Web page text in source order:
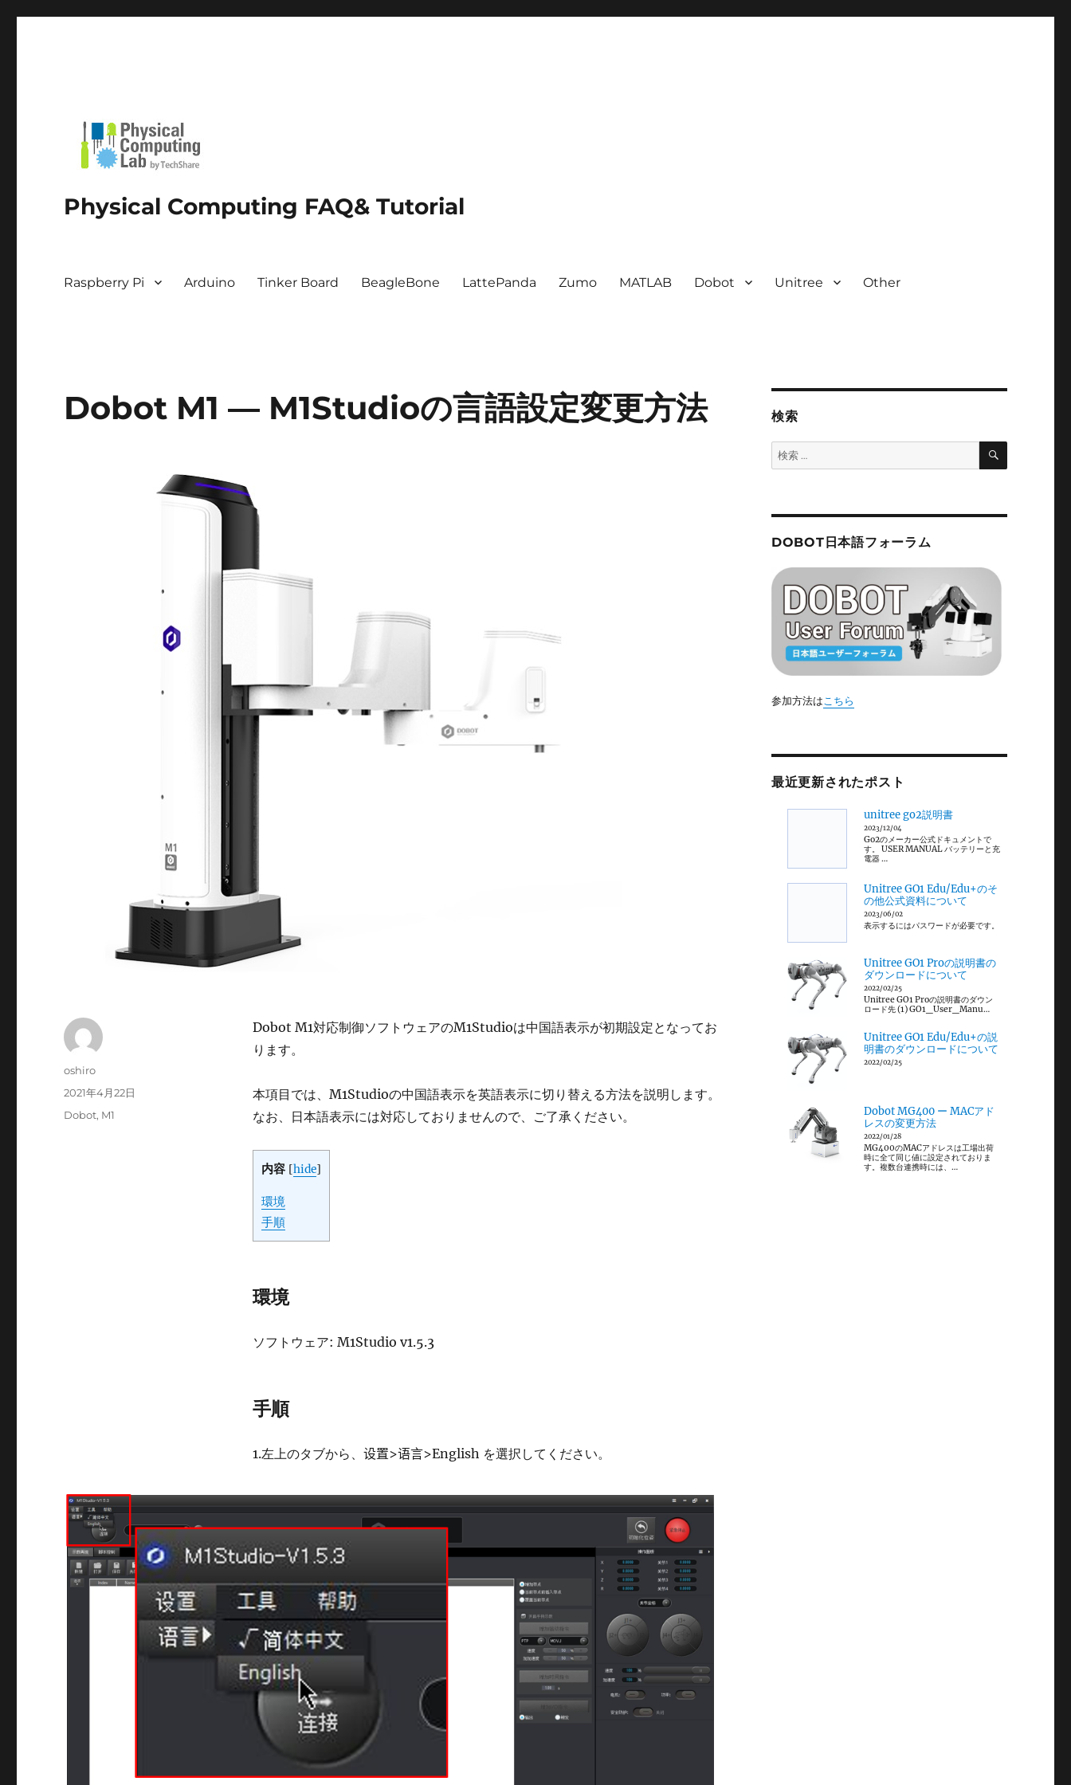
Physical Computing FAQ& Tutorial
Raspberry Pi Arduino Tinker Board BeagleBone LattePanda Zumo MATLAB Dobot Unitree Other
Dobot M1 ― M1Studioの言語設定変更方法
Dobot M1対応制御ソフトウェアのM1Studioは中国語表示が初期設定となってお
ります。
本項目では、M1Studioの中国語表示を英語表示に切り替える方法を説明します。
なお、日本語表示には対応しておりませんので、ご了承ください。
内容 [hide]
環境
手順
環境
ソフトウェア: M1Studio v1.5.3
手順
1.左上のタブから、 设置>语言>English を選択してください。
投
oshiro
投
2021年4月22日
カ
Dobot, M1
検索
検
索:
検
DOBOT日本語フォーラム
参加方法はこちら
最近更新されたポスト
unitree go2説明書
2023/12/04
Go2のメーカー公式ドキュメントで
す。 USER MANUAL バッテリーと充
電器 …
Unitree GO1 Edu/Edu+のそ
の他公式資料について
2023/06/02
表示するにはパスワードが必要です。
Unitree GO1 Proの説明書の
ダウンロードについて
2022/02/25
Unitree GO1 Proの説明書のダウン
ロード先 (1) GO1_User_Manu…
Unitree GO1 Edu/Edu+の説
明書のダウンロードについて
2022/02/25
Dobot MG400 ー MACアド
レスの変更方法
2022/01/28
MG400のMACアドレスは工場出荷
時に全て同じ値に設定されておりま
す。複数台連携時には、…